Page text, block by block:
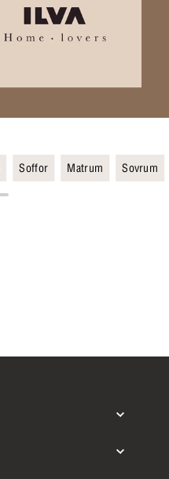
Soffor Matrum Sovrum